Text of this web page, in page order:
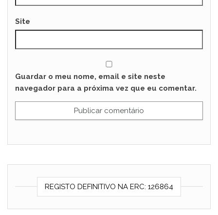
Site
Guardar o meu nome, email e site neste
navegador para a próxima vez que eu comentar.
REGISTO DEFINITIVO NA ERC: 126864